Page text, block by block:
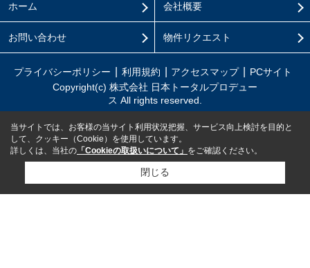
ホーム 会社概要
お問い合わせ 物件リクエスト
プライバシーポリシー 利用規約 アクセスマップ
PCサイト
Copyright(c) 株式会社 日本トータルプロデュー
ス All rights reserved.
当サイトでは、お客様の当サイト利用状況把握、サービス向上検討を目的と
して、クッキー（Cookie）を使用しています。
詳しくは、当社の 「Cookieの取扱いについて」 をご確認ください。
閉じる